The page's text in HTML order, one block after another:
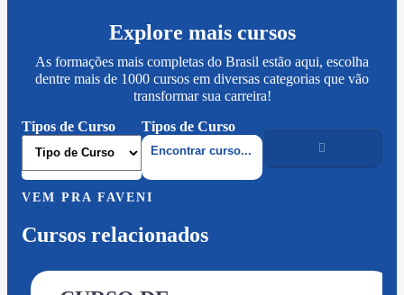
Explore mais cursos
As formações mais completas do Brasil estão aqui, escolha
dentre mais de 1000 cursos em diversas categorias que vão
transformar sua carreira!
Tipos de Curso
Tipos de Curso
VEM PRA FAVENI
Cursos relacionados